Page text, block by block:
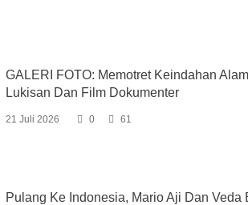
GALERI FOTO: Memotret Keindahan
Lukisan Dan Film Dokumenter
21 Juli 2026 0 61
Pulang Ke Indonesia, Mario Aji Dan Veda